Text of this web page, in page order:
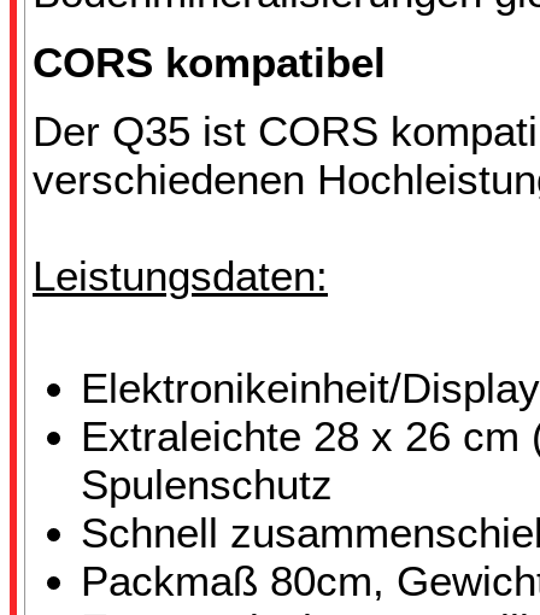
CORS kompatibel
Der Q35 ist CORS
verschiedenen
Leistungsdaten:
Elektronikeinheit/
Extraleichte 28 x 26 cm
Spulenschutz
Schnell
Packmaß 80cm,